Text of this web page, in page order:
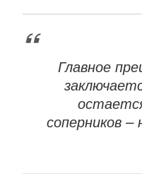
Главное
соперников